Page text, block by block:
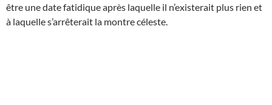
être une date fatidique après laquelle il n’existerait plus rien et
à laquelle s’arrêterait la montre céleste.